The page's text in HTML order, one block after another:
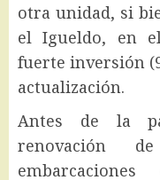
otra unidad, si
el Igueldo, en
fuerte inversión
actualización.
Antes de la
renovación